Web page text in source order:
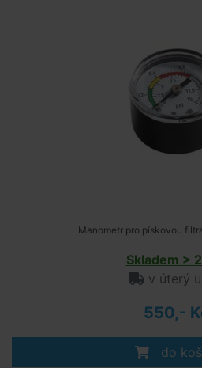
Manometr pro pískovou
Skladem >
v úterý u
550,-
do